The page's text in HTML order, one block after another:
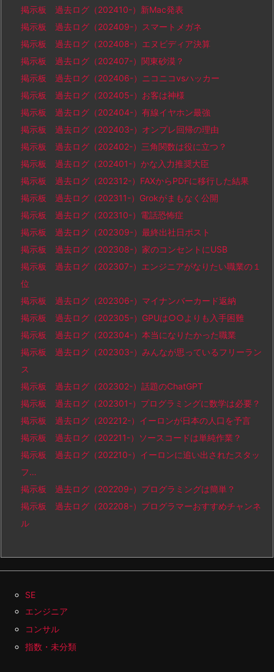
掲示板 過去ログ（202410-）新Mac発表
掲示板 過去ログ（202409-）スマートメガネ
掲示板 過去ログ（202408-）エヌビディア決算
掲示板 過去ログ（202407-）関東砂漠？
掲示板 過去ログ（202406-）ニコニコvsハッカー
掲示板 過去ログ（202405-）お客は神様
掲示板 過去ログ（202404-）有線イヤホン最強
掲示板 過去ログ（202403-）オンプレ回帰の理由
掲示板 過去ログ（202402-）三角関数は役に立つ？
掲示板 過去ログ（202401-）かな入力推奨大臣
掲示板 過去ログ（202312-）FAXからPDFに移行した結果
掲示板 過去ログ（202311-）Grokがまもなく公開
掲示板 過去ログ（202310-）電話恐怖症
掲示板 過去ログ（202309-）最終出社日ポスト
掲示板 過去ログ（202308-）家のコンセントにUSB
掲示板 過去ログ（202307-）エンジニアがなりたい職業の１
位
掲示板 過去ログ（202306-）マイナンバーカード返納
掲示板 過去ログ（202305-）GPUは○○よりも入手困難
掲示板 過去ログ（202304-）本当になりたかった職業
掲示板 過去ログ（202303-）みんなが思っているフリーラン
ス
掲示板 過去ログ（202302-）話題のChatGPT
掲示板 過去ログ（202301-）プログラミングに数学は必要？
掲示板 過去ログ（202212-）イーロンが日本の人口を予言
掲示板 過去ログ（202211-）ソースコードは単純作業？
掲示板 過去ログ（202210-）イーロンに追い出されたスタッ
フ…
掲示板 過去ログ（202209-）プログラミングは簡単？
掲示板 過去ログ（202208-）プログラマーおすすめチャンネ
ル
SE
エンジニア
コンサル
指数・未分類